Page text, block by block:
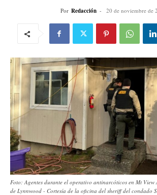
Por Redacción - 20 de noviembre de
Foto: Agentes durante el operativo antinarcóticos en Mt
de Lynnwood - Cortesía de la oficina del sheriff del condado